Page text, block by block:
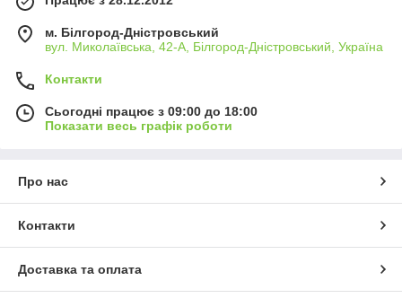
м. Білгород-Дністровський
вул. Миколаївська, 42-А, Білгород-Дністровський, Україна
Контакти
Сьогодні працює з 09:00 до 18:00
Показати весь графік роботи
Про нас
Контакти
Доставка та оплата